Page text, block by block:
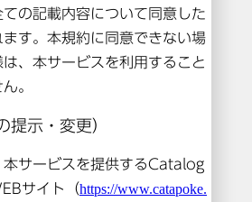
は閲覧できません。